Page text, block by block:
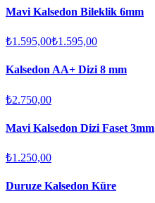
Mavi Kalsedon Bileklik 6mm
₺1.595,00₺1.595,00
Kalsedon AA+ Dizi 8 mm
₺2.750,00
Mavi Kalsedon Dizi Faset 3mm
₺1.250,00
Duruze Kalsedon Küre